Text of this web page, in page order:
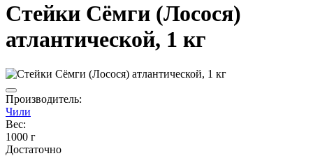
Стейки Сёмги (Лосося)
атлантической, 1 кг
Производитель:
Чили
Вес:
1000 г
Достаточно